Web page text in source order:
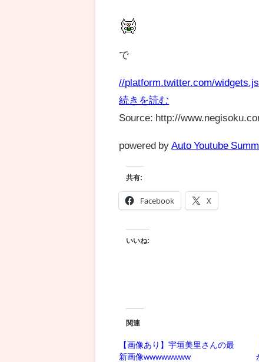
で
//platform.twitter.com/widgets.js
続きを読む
Source: http://
powered by Auto Youtube
共有:
Facebook X
いいね:
関連
【画像あり】宇垣美里さんの最
新画像wwwwwwww